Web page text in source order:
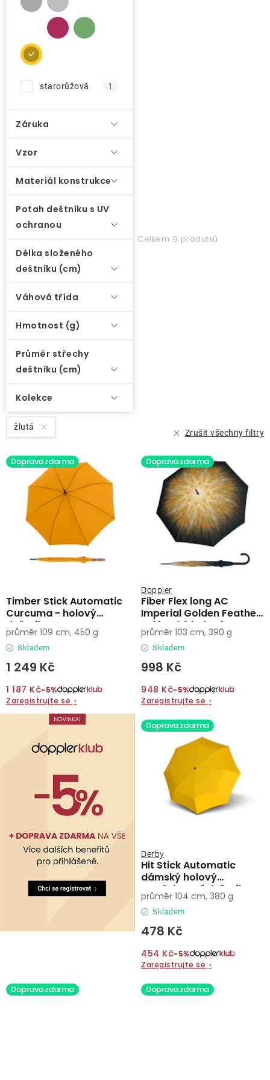
Kontakty
starorůžová 1
Záruka
Vzor
Materiál konstrukce
Potah deštníku s UV
ochranou
Délka složeného
deštníku (cm)
Váhová třída
Hmotnost (g)
Průměr střechy
deštníku (cm)
Kolekce
Celkem 9 produtků
žlutá
Zrušit všechny filtry
Doprava zdarma
Timber Stick Automatic
Curcuma - holový
deštník
Skladem
1 249 Kč
1 187 Kč−5%
Zaregistrujte se ›
průměr 109 cm, 450 g
Doprava zdarma
Fiber Flex long AC
Imperial Golden Feather
- dámský holový
vystřelovací deštník
Doppler
Skladem
998 Kč
948 Kč−5%
Zaregistrujte se ›
průměr 103 cm, 390 g
Doprava zdarma
Hit Stick Automatic
dámský holový
vystřelovací deštník
Derby
Skladem
478 Kč
454 Kč−5%
Zaregistrujte se ›
průměr 104 cm, 380 g
Doprava zdarma Doprava zdarma